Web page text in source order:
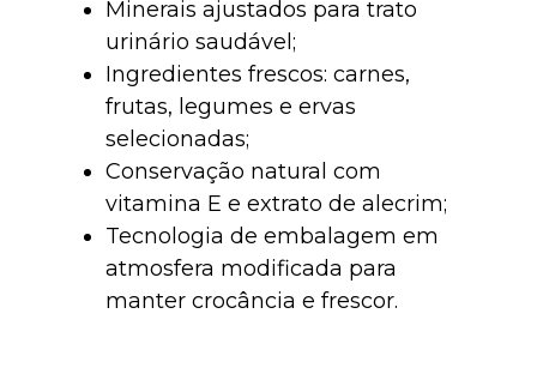
Minerais ajustados para trato
urinário saudável;
Ingredientes frescos: carnes,
frutas, legumes e ervas
selecionadas;
Conservação natural com
vitamina E e extrato de alecrim;
Tecnologia de embalagem em
atmosfera modificada para
manter crocância e frescor.